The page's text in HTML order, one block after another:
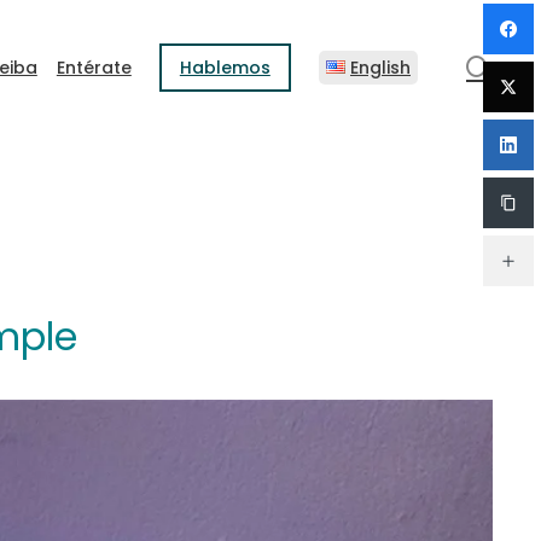
Entérate Hablemos English